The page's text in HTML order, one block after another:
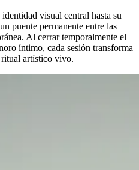
visual central hasta su
puente permanente entre las
Al cerrar temporalmente el
íntimo, cada sesión transforma
artístico vivo.